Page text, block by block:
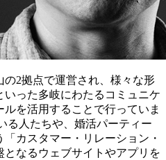
の2拠点で運営され、様々な形
った多岐にわたるコミュニケ
を活用することで行っていま
る人たちや、婚活パーティー
カスタマー・リレーション・
なるウェブサイトやアプリを